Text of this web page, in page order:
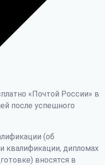
«Почтой России» в
после успешного
(об
квалификации, дипломах
вносятся в